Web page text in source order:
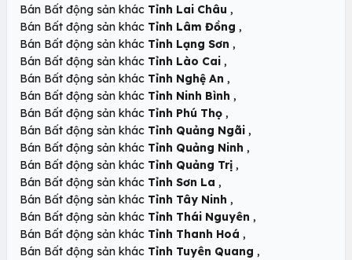
Bán Bất động sản khác Tỉnh Lai Châu ,
Bán Bất động sản khác Tỉnh Lâm Đồng ,
Bán Bất động sản khác Tỉnh Lạng Sơn ,
Bán Bất động sản khác Tỉnh Lào Cai ,
Bán Bất động sản khác Tỉnh Nghệ An ,
Bán Bất động sản khác Tỉnh Ninh Bình ,
Bán Bất động sản khác Tỉnh Phú Thọ ,
Bán Bất động sản khác Tỉnh Quảng Ngãi ,
Bán Bất động sản khác Tỉnh Quảng Ninh ,
Bán Bất động sản khác Tỉnh Quảng Trị ,
Bán Bất động sản khác Tỉnh Sơn La ,
Bán Bất động sản khác Tỉnh Tây Ninh ,
Bán Bất động sản khác Tỉnh Thái Nguyên ,
Bán Bất động sản khác Tỉnh Thanh Hoá ,
Bán Bất động sản khác Tỉnh Tuyên Quang ,